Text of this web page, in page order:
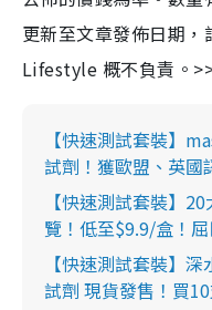
更新至文章發佈日期
Lifestyle 概不負責。
【快速測試套裝】
試劑！獲歐盟、英國
【快速測試套裝】
覽！低至$9.9/盒！
【快速測試套裝】
試劑 現貨發售！買